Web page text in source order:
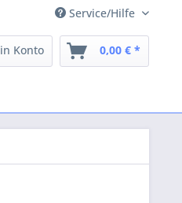
Service/Hilfe
Konto 0,00 € *